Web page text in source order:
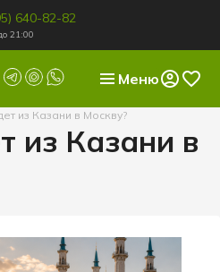
640-82-82
21:00
Меню
из Казани в Москву?
из Казани в